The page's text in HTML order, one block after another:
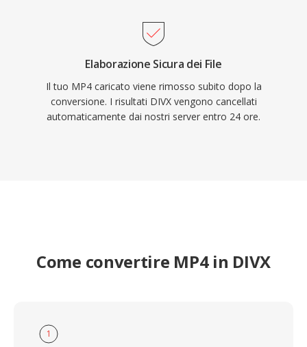
Elaborazione Sicura dei File
Il tuo MP4 caricato viene rimosso subito dopo la
conversione. I risultati DIVX vengono cancellati
automaticamente dai nostri server entro 24 ore.
Come convertire MP4 in DIVX
1